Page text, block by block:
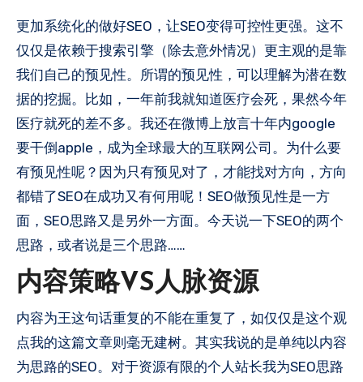
更加系统化的做好SEO，让SEO变得可控性更强。这不
仅仅是依赖于搜索引擎（除去意外情况）更主观的是靠
我们自己的预见性。所谓的预见性，可以理解为潜在数
据的挖掘。比如，一年前我就知道医疗会死，果然今年
医疗就死的差不多。我还在微博上放言十年内google
要干倒apple，成为全球最大的互联网公司。为什么要
有预见性呢？因为只有预见对了，才能找对方向，方向
都错了SEO在成功又有何用呢！SEO做预见性是一方
面，SEO思路又是另外一方面。今天说一下SEO的两个
思路，或者说是三个思路……
内容策略VS人脉资源
内容为王这句话重复的不能在重复了，如仅仅是这个观
点我的这篇文章则毫无建树。其实我说的是单纯以内容
为思路的SEO。对于资源有限的个人站长我为SEO思路